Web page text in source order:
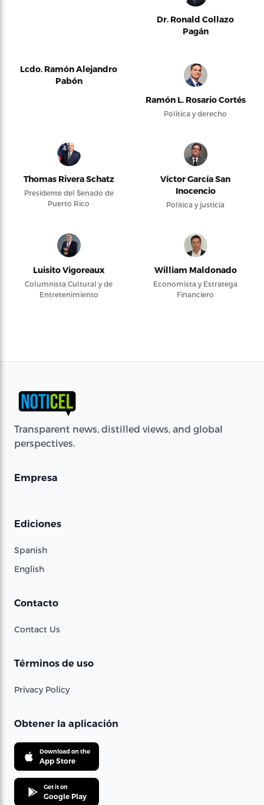
Dr. Ronald Collazo
Pagán
Lcdo. Ramón Alejandro
Pabón
Ramón L. Rosario Cortés
Política y derecho
Thomas Rivera Schatz
Presidente del Senado de
Puerto Rico
Víctor García San
Inocencio
Política y justicia
Luisito Vigoreaux
Columnista Cultural y de
Entretenimiento
William Maldonado
Economista y Estratega
Financiero
Transparent news, distilled views, and global
perspectives.
Empresa
Ediciones
Spanish
English
Contacto
Contact Us
Términos de uso
Privacy Policy
Obtener la aplicación
Download on the
App Store
Get it on
Google Play